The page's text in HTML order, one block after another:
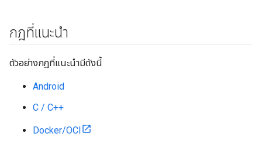
กฎที่แนะนำ
ตัวอย่างกฎที่แนะนำมีดังนี้
Android
C / C++
Docker/OCI